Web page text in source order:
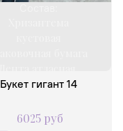
Букет гигант 14
6025 руб